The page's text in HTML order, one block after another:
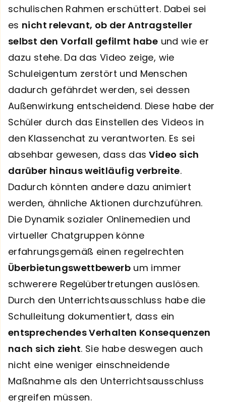
schulischen Rahmen erschüttert. Dabei sei
es nicht relevant, ob der Antragsteller
selbst den Vorfall gefilmt habe und wie er
dazu stehe. Da das Video zeige, wie
Schuleigentum zerstört und Menschen
dadurch gefährdet werden, sei dessen
Außenwirkung entscheidend. Diese habe der
Schüler durch das Einstellen des Videos in
den Klassenchat zu verantworten. Es sei
absehbar gewesen, dass das Video sich
darüber hinaus weitläufig verbreite.
Dadurch könnten andere dazu animiert
werden, ähnliche Aktionen durchzuführen.
Die Dynamik sozialer Onlinemedien und
virtueller Chatgruppen könne
erfahrungsgemäß einen regelrechten
Überbietungswettbewerbum immer
schwerere Regelübertretungen auslösen.
Durch den Unterrichtsausschluss habe die
Schulleitung dokumentiert, dass ein
entsprechendes Verhalten Konsequenzen
nach sich zieht. Sie habe deswegen auch
nicht eine weniger einschneidende
Maßnahme als den Unterrichtsausschluss
ergreifen müssen.